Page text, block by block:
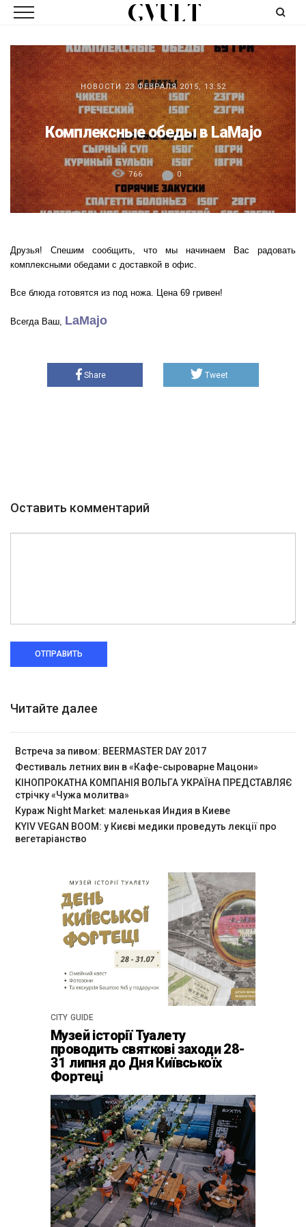
НОВОСТИ 23 ФЕВРАЛЯ 2015, 13:52
Комплексные обеды в LaMajo
766 0
Друзья! Спешим сообщить, что мы начинаем Вас радовать
комплексными обедами с доставкой в офис.
Все блюда готовятся из под ножа. Цена 69 гривен!
Всегда Ваш, LaMajo
Share Tweet
Оставить комментарий
ОТПРАВИТЬ
Читайте далее
Встреча за пивом: BEERMASTER DAY 2017
Фестиваль летних вин в «Кафе-сыроварне Мацони»
КІНОПРОКАТНА КОМПАНІЯ ВОЛЬГА УКРАЇНА ПРЕДСТАВЛЯЄ
стрічку «Чужа молитва»
Кураж Night Market: маленькая Индия в Киеве
KYIV VEGAN BOOM: у Києві медики проведуть лекції про
вегетаріанство
CITY GUIDE
Музей історії Туалету
проводить святкові заходи 28-
31 липня до Дня Київськоїх
Фортеці